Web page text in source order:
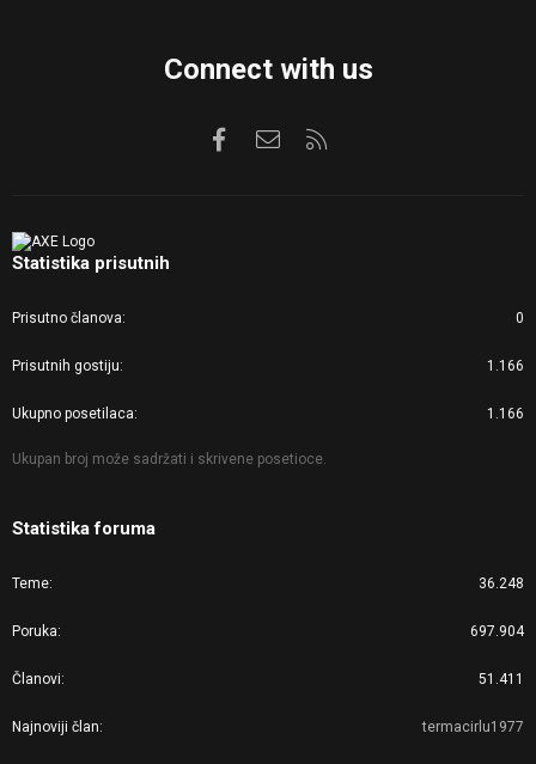
Connect with us
FacebookKontaktirajte nas
Statistika prisutnih
Prisutno članova 0
Prisutnih gostiju 1.166
Ukupno posetilaca 1.166
Ukupan broj može sadržati i skrivene posetioce.
Statistika foruma
Teme 36.248
Poruka 697.904
Članovi 51.411
Najnoviji član termacirlu1977